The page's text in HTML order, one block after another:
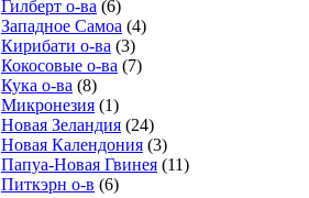
Гилберт о-ва (6)
Западное Самоа (4)
Кирибати о-ва (3)
Кокосовые о-ва (7)
Кука о-ва (8)
Микронезия (1)
Новая Зеландия (24)
Новая Календония (3)
Папуа-Новая Гвинея (11)
Питкэрн о-в (6)